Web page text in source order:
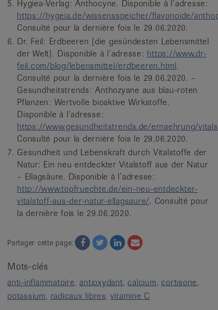
Hygiea-Verlag: Anthocyne. Disponible à l’adresse:
https://hygeia.de/wissensspeicher/flavonoide/
Consulté pour la dernière fois le 29.06.2020.
Dr. Feil: Erdbeeren [die gesündesten Lebensmittel
der Welt]. Disponible à l’adresse: https://www.dr-
feil.com/blog/lebensmittel/erdbeeren.html.
Consulté pour la dernière fois le 29.06.2020. –
Gesundheitstrends: Anthozyane aus blau-roten
Pflanzen: Wertvolle bioaktive Wirkstoffe.
Disponible à l’adresse:
https://www.gesundheitstrends.de/ernaehrung/
Consulté pour la dernière fois le 29.06.2020.
Gesundheit und Lebenskraft durch Vitalstoffe der
Natur: Ein neu entdeckter Vitalstoff aus der Natur
– Ellagsäure. Disponible à l’adresse:
http://www.topfruechte.de/ein-neu-entdeckter-
vitalstoff-aus-der-natur-ellagsaure/. Consulté pour
la dernière fois le 29.06.2020.
Partager cette page: Facebook
TwitterTwitterEmail
Mots-clés
anti-inflammatoire antioxydant calcium cortisone
potassium radicaux libres vitamine C